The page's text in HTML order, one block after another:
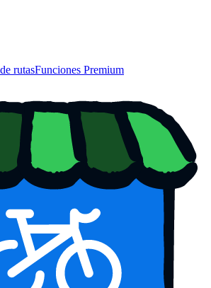
rutasFunciones Premium